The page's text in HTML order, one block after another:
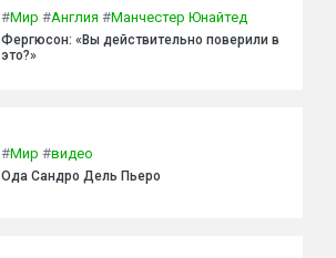
#Мир #Англия #Манчестер Юнайтед
Фергюсон: «Вы действительно поверили в
это?»
#Мир #видео
Ода Сандро Дель Пьеро